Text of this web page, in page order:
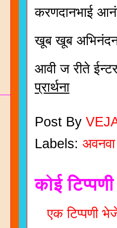
करणदानभाई
खूब खूब
आवी ज रीते
प्रार्थना
Post By
Labels:
कोई
एक टिप्पणी